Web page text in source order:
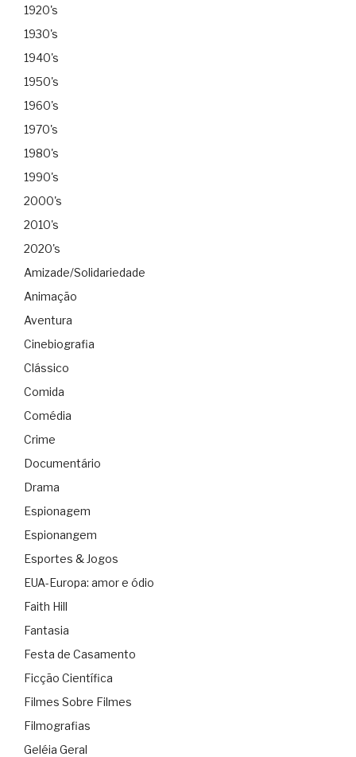
1920's
1930's
1940's
1950's
1960's
1970's
1980's
1990's
2000's
2010's
2020's
Amizade/Solidariedade
Animação
Aventura
Cinebiografia
Clássico
Comida
Comédia
Crime
Documentário
Drama
Espionagem
Espionangem
Esportes & Jogos
EUA-Europa: amor e ódio
Faith Hill
Fantasia
Festa de Casamento
Ficção Científica
Filmes Sobre Filmes
Filmografias
Geléia Geral